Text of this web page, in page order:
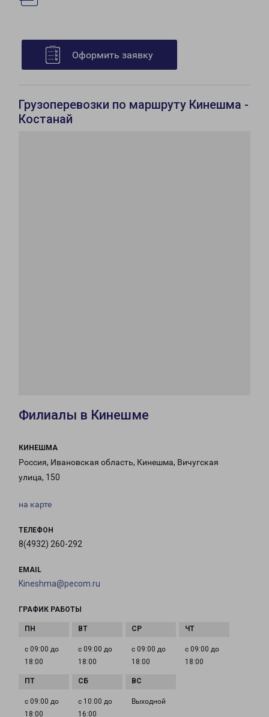
Оформить заявку
Грузоперевозки по маршруту Кинешма -
Костанай
Филиалы в Кинешме
КИНЕШМА
Россия, Ивановская область, Кинешма, Вичугская
улица, 150
на карте
ТЕЛЕФОН
8(4932) 260-292
EMAIL
Kineshma@pecom.ru
ГРАФИК РАБОТЫ
с 09:00 до
18:00
с 09:00 до
18:00
с 09:00 до
18:00
с 09:00 до
18:00
с 09:00 до
18:00
с 10:00 до
16:00
Выходной